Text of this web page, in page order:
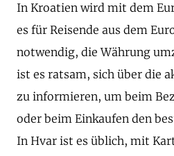
In Kroatien wird mit dem
es für Reisende aus dem
notwendig, die Währung
ist es ratsam, sich über die
zu informieren, um beim
oder beim Einkaufen den
In Hvar ist es üblich, mit